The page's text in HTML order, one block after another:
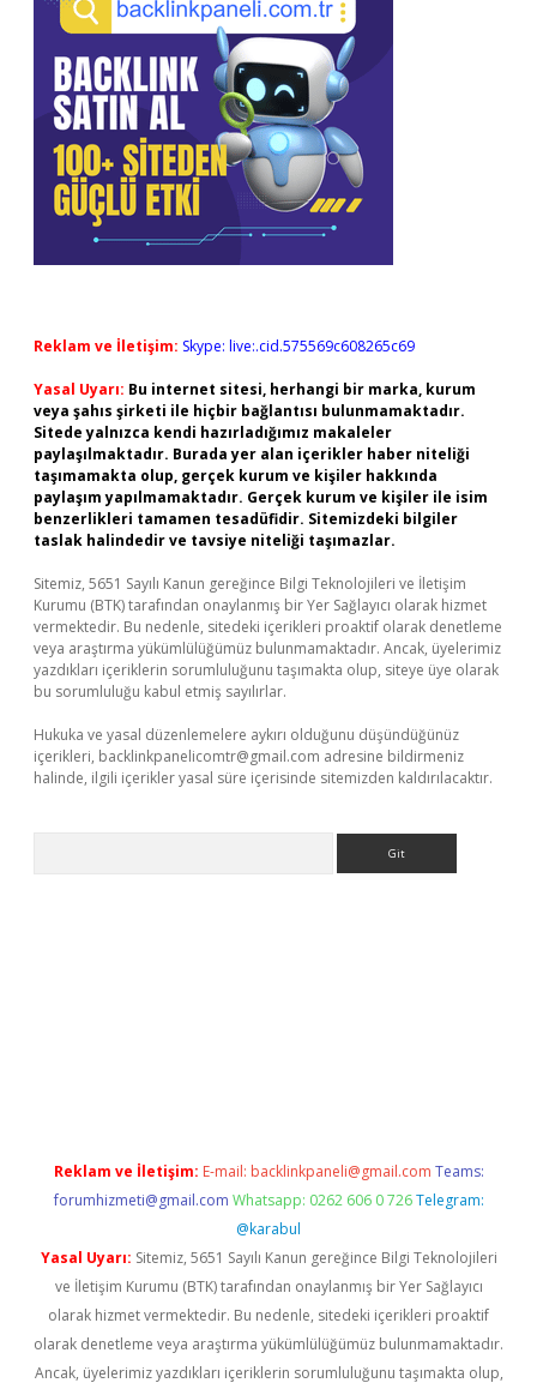
Reklam ve İletişim: Skype: live:.cid.575569c608265c69
Yasal Uyarı: Bu internet sitesi, herhangi bir marka, kurum
veya şahıs şirketi ile hiçbir bağlantısı bulunmamaktadır.
Sitede yalnızca kendi hazırladığımız makaleler
paylaşılmaktadır. Burada yer alan içerikler haber niteliği
taşımamakta olup, gerçek kurum ve kişiler hakkında
paylaşım yapılmamaktadır. Gerçek kurum ve kişiler ile isim
benzerlikleri tamamen tesadüfidir. Sitemizdeki bilgiler
taslak halindedir ve tavsiye niteliği taşımazlar.
Sitemiz, 5651 Sayılı Kanun gereğince Bilgi Teknolojileri ve İletişim
Kurumu (BTK) tarafından onaylanmış bir Yer Sağlayıcı olarak hizmet
vermektedir. Bu nedenle, sitedeki içerikleri proaktif olarak denetleme
veya araştırma yükümlülüğümüz bulunmamaktadır. Ancak, üyelerimiz
yazdıkları içeriklerin sorumluluğunu taşımakta olup, siteye üye olarak
bu sorumluluğu kabul etmiş sayılırlar.
Hukuka ve yasal düzenlemelere aykırı olduğunu düşündüğünüz
içerikleri, backlinkpanelicomtr@gmail.com adresine bildirmeniz
halinde, ilgili içerikler yasal süre içerisinde sitemizden kaldırılacaktır.
Reklam ve İletişim: E-mail: backlinkpaneli@gmail.com Teams:
forumhizmeti@gmail.com Whatsapp: 0262 606 0 726 Telegram:
@karabul
Yasal Uyarı: Sitemiz, 5651 Sayılı Kanun gereğince Bilgi Teknolojileri
ve İletişim Kurumu (BTK) tarafından onaylanmış bir Yer Sağlayıcı
olarak hizmet vermektedir. Bu nedenle, sitedeki içerikleri proaktif
olarak denetleme veya araştırma yükümlülüğümüz bulunmamaktadır.
Ancak, üyelerimiz yazdıkları içeriklerin sorumluluğunu taşımakta olup,